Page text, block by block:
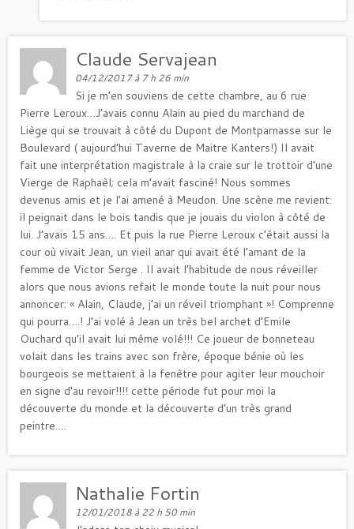
Claude Servajean
04/12/2017 à 7 h 26 min
Si je m’en souviens de cette chambre, au 6 rue
Pierre Leroux…J’avais connu Alain au pied du marchand de
Liège qui se trouvait à côté du Dupont de Montparnasse sur le
Boulevard ( aujourd’hui Taverne de Maitre Kanters!) Il avait
fait une interprétation magistrale à la craie sur le trottoir d’une
Vierge de Raphaèl; cela m’avait fasciné! Nous sommes
devenus amis et je l’ai amené à Meudon. Une scène me revient:
il peignait dans le bois tandis que je jouais du violon à côté de
lui. J’avais 15 ans…. Et puis la rue Pierre Leroux c’était aussi la
cour où vivait Jean, un vieil anar qui avait été l’amant de la
femme de Victor Serge . Il avait l’habitude de nous réveiller
alors que nous avions refait le monde toute la nuit pour nous
annoncer: « Alain, Claude, j’ai un réveil triomphant »! Comprenne
qui pourra….! J’ai volé à Jean un très bel archet d’Emile
Ouchard qu’il avait lui même volé!!! Ce joueur de bonneteau
volait dans les trains avec son frère, époque bénie où les
bourgeois se mettaient à la fenêtre pour agiter leur mouchoir
en signe d’au revoir!!!! cette période fut pour moi la
découverte du monde et la découverte d’un très grand
peintre….
Nathalie Fortin
12/01/2018 à 22 h 50 min